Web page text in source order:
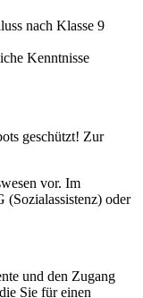
nach Klasse 9
Kenntnisse
geschützt! Zur
vor. Im
(Sozialassistenz) oder
und den Zugang
Sie für einen